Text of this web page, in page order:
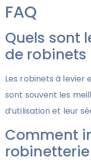
FAQ
Quels sont
de robinets
Les robinets à levier
sont souvent les
d’utilisation et leur
Comment